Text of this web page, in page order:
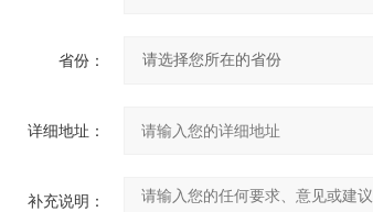
省份：
详细地址：
补充说明：